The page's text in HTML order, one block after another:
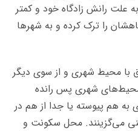
علت رانش زادگاه خود و کمتر
را ترک کرده و به شهرها
با محیط شهری و از سوی دیگر
محیط‌های شهری پس رانده
به هم پیوسته یا جدا از هم در
می‌گزینند. محل سکونت و